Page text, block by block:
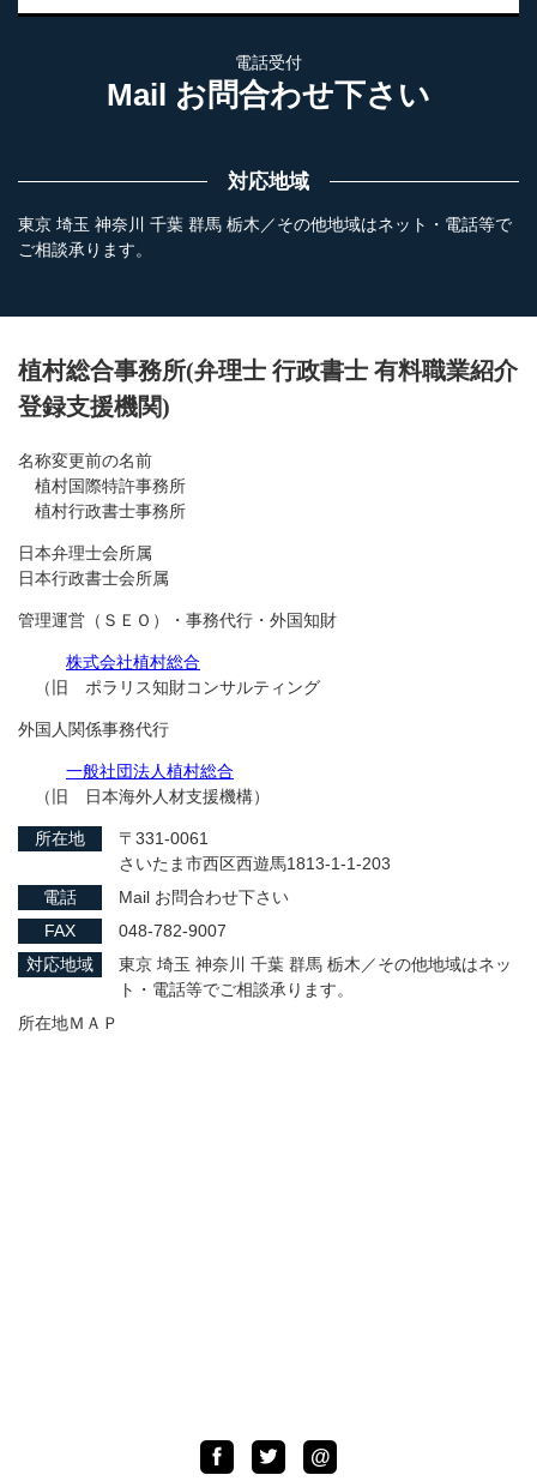
電話受付
Mail お問合わせ下さい
対応地域
東京 埼玉 神奈川 千葉 群馬 栃木／その他地域はネット・電話等で
ご相談承ります。
植村総合事務所(弁理士 行政書士 有料職業紹介
登録支援機関)
名称変更前の名前
植村国際特許事務所
植村行政書士事務所
日本弁理士会所属
日本行政書士会所属
管理運営（ＳＥＯ）・事務代行・外国知財
株式会社植村総合
（旧 ポラリス知財コンサルティング
外国人関係事務代行
一般社団法人植村総合
（旧 日本海外人材支援機構）
所在地
〒331-0061
さいたま市西区西遊馬1813-1-1-203
電話
Mail お問合わせ下さい
FAX
048-782-9007
対応地域
東京 埼玉 神奈川 千葉 群馬 栃木／その他地域はネッ
ト・電話等でご相談承ります。
所在地ＭＡＰ
Facebook
TwitterLINE
@